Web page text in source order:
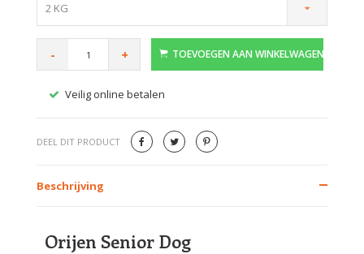
2 KG
- + TOEVOEGEN AAN WINKELWAGEN
Veilig online betalen
DEEL DIT PRODUCT
Beschrijving
Orijen Senior Dog